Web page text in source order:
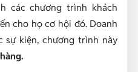
các chương trình khách
cho họ cơ hội đó. Doanh
sự kiện, chương trình này